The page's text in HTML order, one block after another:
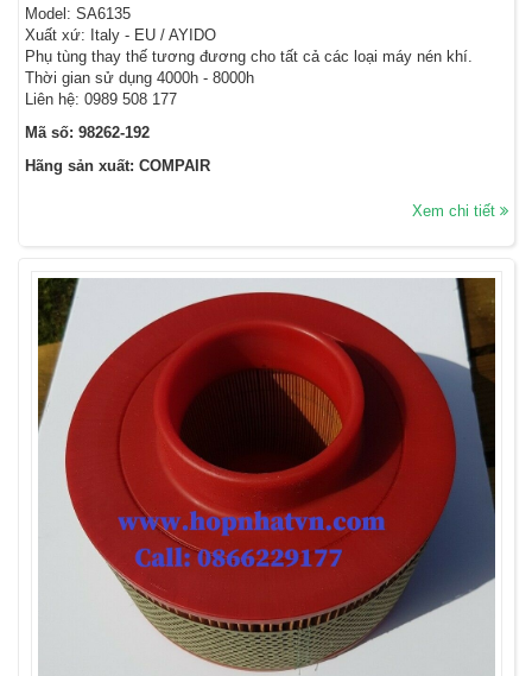
Model: SA6135
Xuất xứ: Italy - EU / AYIDO
Phụ tùng thay thế tương đương cho tất cả các loại máy nén khí.
Thời gian sử dụng 4000h - 8000h
Liên hệ: 0989 508 177
Mã số: 98262-192
Hãng sản xuất: COMPAIR
Xem chi tiết